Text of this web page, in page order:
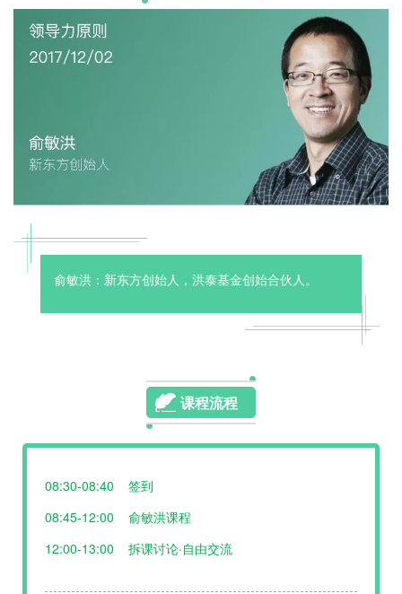
俞敏洪：新东方创始人，洪泰基金创始合伙人。
课程流程
08:30-08:40 签到
08:45-12:00 俞敏洪课程
12:00-13:00 拆课讨论·自由交流